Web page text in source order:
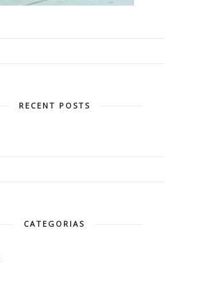
RECENT POSTS
CATEGORIAS